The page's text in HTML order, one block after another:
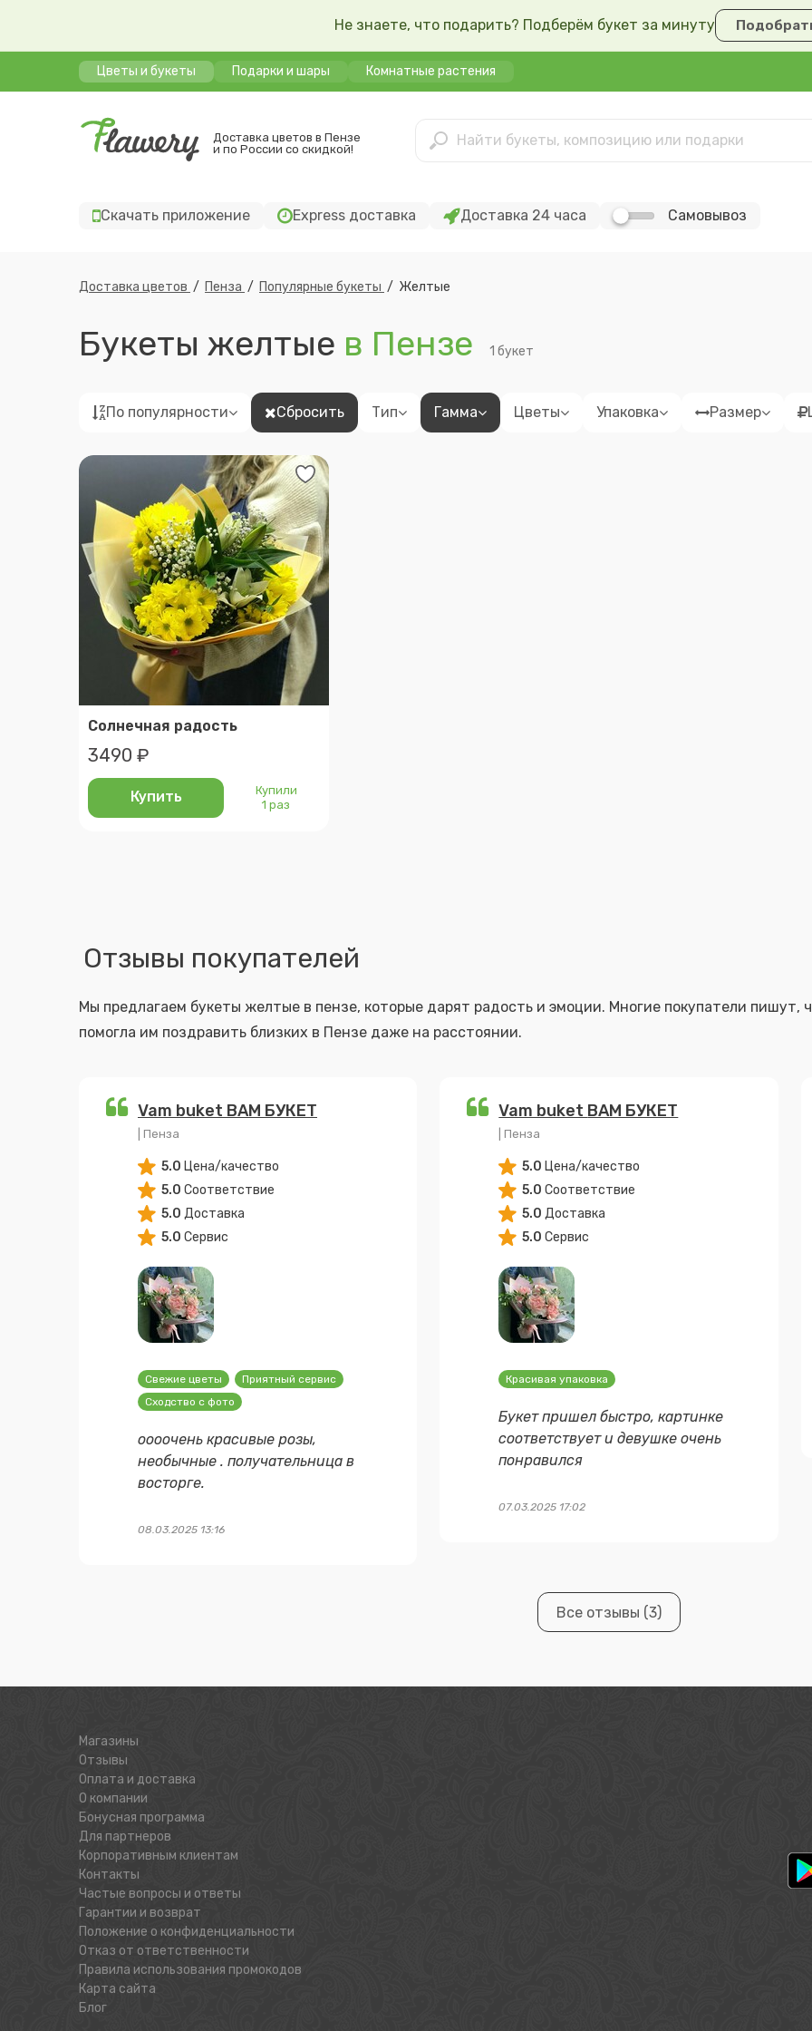
Не знаете, что подарить? Подберём букет за минуту
Цветы и букеты Подарки и шары Комнатные растения
Доставка цветов в Пензе
и по России со скидкой!
Скачать приложение Express доставка Доставка 24 часа Самовывоз
Доставка цветов / Пенза / Популярные букеты / Желтые
Букеты желтые в Пензе 1 букет
По популярности Сбросить Тип Гамма Цветы Упаковка Размер
Солнечная радость
3490 ₽
Купить
Купили
1 раз
Отзывы покупателей
Мы предлагаем букеты желтые в пензе, которые дарят радость и эмоции. Многие покупатели пишут, что доставка букетов цветов от Flawery
помогла им поздравить близких в Пензе даже на расстоянии.
Vam buket ВАМ БУКЕТ
| Пенза
5.0 Цена/качество
5.0 Соответствие
5.0 Доставка
5.0 Сервис
Свежие цветы
Приятный сервис
Сходство с фото
оооочень красивые розы,
необычные . получательница в
восторге.
08.03.2025 13:16
Vam buket ВАМ БУКЕТ
| Пенза
5.0 Цена/качество
5.0 Соответствие
5.0 Доставка
5.0 Сервис
Красивая упаковка
Букет пришел быстро, картинке
соответствует и девушке очень
понравился
07.03.2025 17:02
Все отзывы (3)
Магазины
Отзывы
Оплата и доставка
О компании
Бонусная программа
Для партнеров
Корпоративным клиентам
Контакты
Частые вопросы и ответы
Гарантии и возврат
Положение о конфиденциальности
Отказ от ответственности
Правила использования промокодов
Карта сайта
Блог